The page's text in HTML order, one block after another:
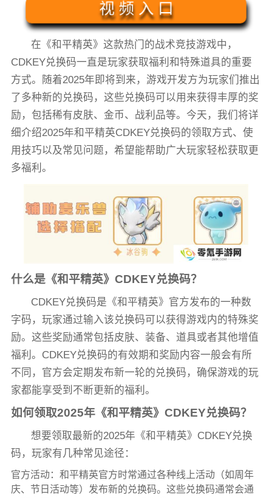
视 频 入 口
在《和平精英》这款热门的战术竞技游戏中，
CDKEY兑换码一直是玩家获取福利和特殊道具的重要
方式。随着2025年即将到来，游戏开发方为玩家们推出
了多种新的兑换码，这些兑换码可以用来获得丰厚的奖
励，包括稀有皮肤、金币、战利品等。今天，我们将详
细介绍2025年和平精英CDKEY兑换码的领取方式、使
用技巧以及常见问题，希望能帮助广大玩家轻松获取更
多福利。
什么是《和平精英》CDKEY兑换码？
CDKEY兑换码是《和平精英》官方发布的一种数
字码，玩家通过输入该兑换码可以获得游戏内的特殊奖
励。这些奖励通常包括皮肤、装备、道具或者其他增值
福利。CDKEY兑换码的有效期和奖励内容一般会有所
不同，官方会定期发布新一轮的兑换码，确保游戏的玩
家都能享受到不断更新的福利。
如何领取2025年《和平精英》CDKEY兑换码？
想要领取最新的2025年《和平精英》CDKEY兑换
码，玩家有几种常见途径：
官方活动：和平精英官方时常通过各种线上活动（如周年
庆、节日活动等）发布新的兑换码。这些兑换码通常会通